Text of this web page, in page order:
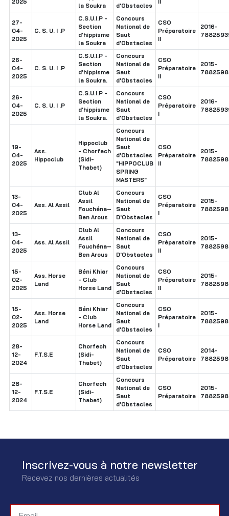
la Soukra
d'Obstacles
27-
04-
2025
C. S. U. I .P
C.S.U.I.P -
Section
d'hippisme
la Soukra
Concours
National de
Saut
d'Obstacles
CSO
Préparatoire
II
2016-
26-
04-
2025
C. S. U. I .P
C.S.U.I.P -
Section
d'hippisme
la Soukra.
Concours
National de
Saut
d'Obstacles
CSO
Préparatoire
II
2015-
26-
04-
2025
C. S. U. I .P
C.S.U.I.P -
Section
d'hippisme
la Soukra.
Concours
National de
Saut
d'Obstacles
CSO
Préparatoire
I
2016-
19-
04-
2025
Ass.
Hippoclub
Hippoclub
- Chorfech
(Sidi-
Thabet)
Concours
National de
Saut
d'Obstacles
"HIPPOCLUB
SPRING
MASTERS"
CSO
Préparatoire
II
2015-
13-
04-
2025
Ass. Al Assil
Club Al
Assil
Fouchéna–
Ben Arous
Concours
National de
Saut
D'Obstacles
CSO
Préparatoire
I
2015-
13-
04-
2025
Ass. Al Assil
Club Al
Assil
Fouchéna–
Ben Arous
Concours
National de
Saut
D'Obstacles
CSO
Préparatoire
II
2015-
15-
02-
2025
Ass. Horse
Land
Béni Khiar
- Club
Horse Land
Concours
National de
Saut
d'Obstacles
CSO
Préparatoire
II
2015-
15-
02-
2025
Ass. Horse
Land
Béni Khiar
- Club
Horse Land
Concours
National de
Saut
d'Obstacles
CSO
Préparatoire
I
2015-
28-
12-
2024
F.T.S.E
Chorfech
(Sidi-
Thabet)
Concours
National de
Saut
d'Obstacles
CSO
Préparatoire
2014-
28-
12-
2024
F.T.S.E
Chorfech
(Sidi-
Thabet)
Concours
National de
Saut
d'Obstacles
CSO
Préparatoire
2015-
Inscrivez-vous à notre newsletter
Recevez nos dernières actualités